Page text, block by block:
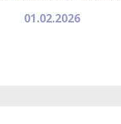
01.02.2026